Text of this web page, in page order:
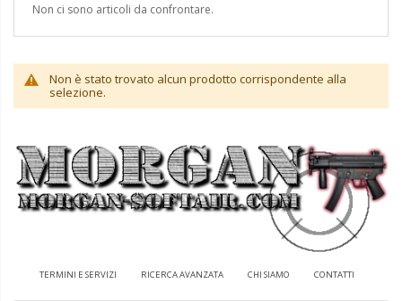
Non ci sono articoli da confrontare.
Non è stato trovato alcun prodotto corrispondente alla
selezione.
TERMINI E SERVIZI RICERCA AVANZATA CHI SIAMO CONTATTI